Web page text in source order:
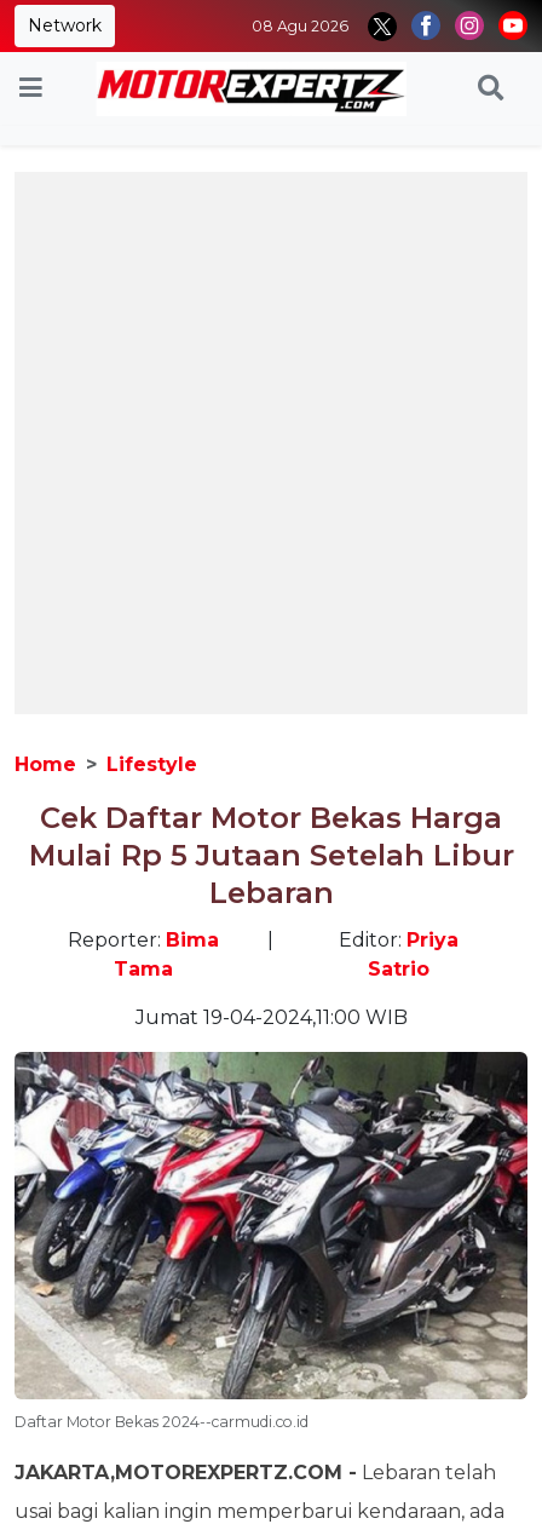
Network 08 Agu 2026
Home Lifestyle
Cek Daftar Motor Bekas Harga
Mulai Rp 5 Jutaan Setelah Libur
Lebaran
Reporter: Bima
Tama
Editor: Priya
Satrio
Jumat 19-04-2024,11:00 WIB
Daftar Motor Bekas 2024--carmudi.co.id
JAKARTA,MOTOREXPERTZ.COM - Lebaran telah
usai bagi kalian ingin memperbarui kendaraan, ada